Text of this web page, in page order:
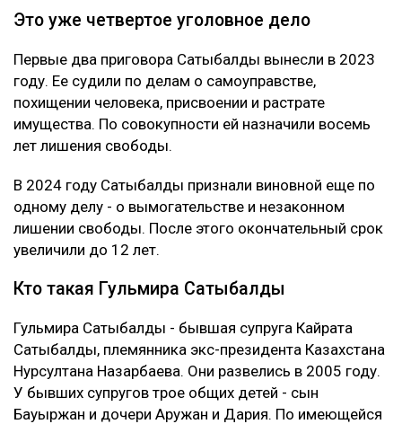
Это уже четвертое уголовное дело
Первые два приговора Сатыбалды вынесли в 2023
году. Ее судили по делам о самоуправстве,
похищении человека, присвоении и растрате
имущества. По совокупности ей назначили восемь
лет лишения свободы.
В 2024 году Сатыбалды признали виновной еще по
одному делу - о вымогательстве и незаконном
лишении свободы. После этого окончательный срок
увеличили до 12 лет.
Кто такая Гульмира Сатыбалды
Гульмира Сатыбалды - бывшая супруга Кайрата
Сатыбалды, племянника экс-президента Казахстана
Нурсултана Назарбаева. Они развелись в 2005 году.
У бывших супругов трое общих детей - сын
Бауыржан и дочери Аружан и Дария. По имеющейся